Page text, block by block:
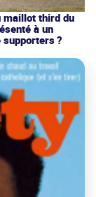
maillot third du
à un
?